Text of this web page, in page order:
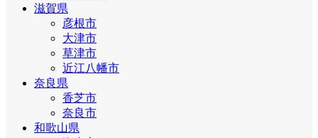
滋賀県
彦根市
大津市
草津市
近江八幡市
奈良県
香芝市
奈良市
和歌山県